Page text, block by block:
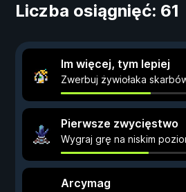
Liczba osiągnięć: 61
Im więcej, tym lepiej
Zwerbuj żywiołaka
Pierwsze zwycięstwo
Wygraj grę na niskim
Arcymag